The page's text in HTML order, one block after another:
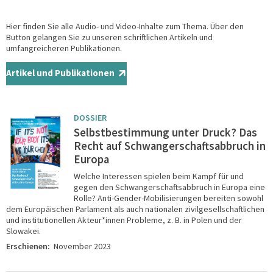
Hier finden Sie alle Audio- und Video-Inhalte zum Thema. Über den
Button gelangen Sie zu unseren schriftlichen Artikeln und
umfangreicheren Publikationen.
Artikel und Publikationen
DOSSIER
Selbstbestimmung unter Druck? Das
Recht auf Schwangerschaftsabbruch in
Europa
Welche Interessen spielen beim Kampf für und
gegen den Schwangerschaftsabbruch in Europa eine
Rolle? Anti-Gender-Mobilisierungen bereiten sowohl
dem Europäischen Parlament als auch nationalen zivilgesellschaftlichen
und institutionellen Akteur*innen Probleme, z. B. in Polen und der
Slowakei.
Erschienen: November 2023